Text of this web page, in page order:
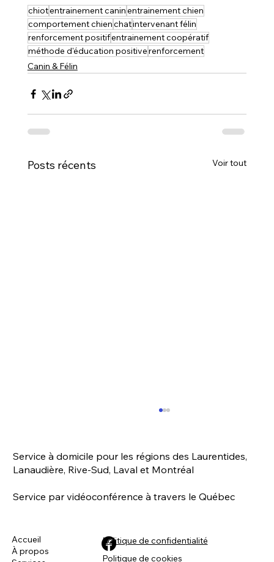
chiotentrainement caninentrainement chien
comportement chienchatintervenant félin
renforcement positifentrainement coopératif
méthode d'éducation positiverenforcement
Canin & Félin
Posts récents Voir tout
Politique de confidentialité
Politique de cookies
Service à domicile pour les régions des Laurentides,
Lanaudière, Rive-Sud, Laval et Montréal
Service par vidéoconférence à travers le Québec
Accueil
À propos